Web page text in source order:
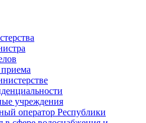
учреждения
оператор Республики